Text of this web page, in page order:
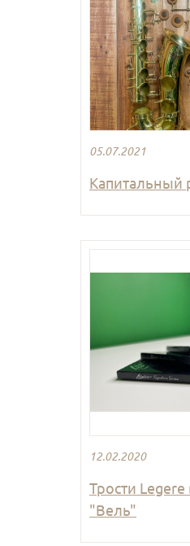
05.07.2021
Капитальный
12.02.2020
Трости Legere
"Вель"